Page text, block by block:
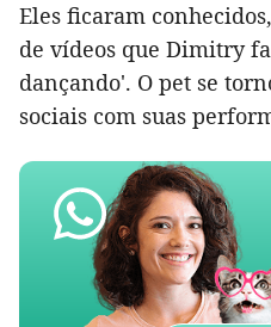
Eles ficaram
de vídeos que Dimitry
dançando'. O pet se
sociais com suas